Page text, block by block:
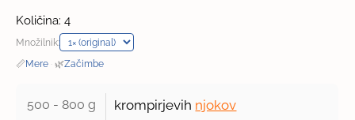
Količina: 4
Množilnik:
📏Mere · 🌿Začimbe
500 - 800 g krompirjevih njokov